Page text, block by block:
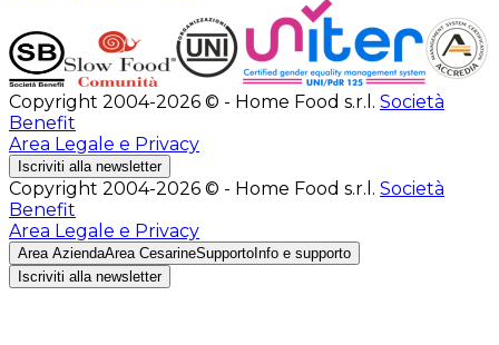
Copyright 2004-2026 © - Home Food s.r.l. Società
Benefit
Area Legale e Privacy
Iscriviti alla newsletter
Copyright 2004-2026 © - Home Food s.r.l. Società
Benefit
Area Legale e Privacy
Area AziendaArea CesarineSupporto Info e supporto
Iscriviti alla newsletter